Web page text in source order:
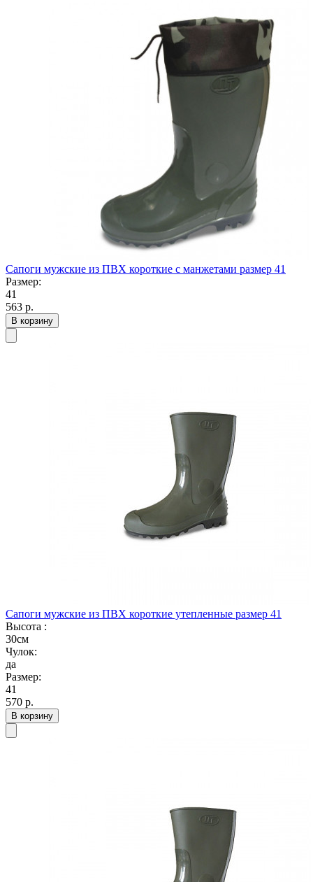
Сапоги мужские из ПВХ короткие с манжетами размер 41
Размер:
41
563 р.
В корзину
Сапоги мужские из ПВХ короткие утепленные размер 41
Высота :
30см
Чулок:
да
Размер:
41
570 р.
В корзину